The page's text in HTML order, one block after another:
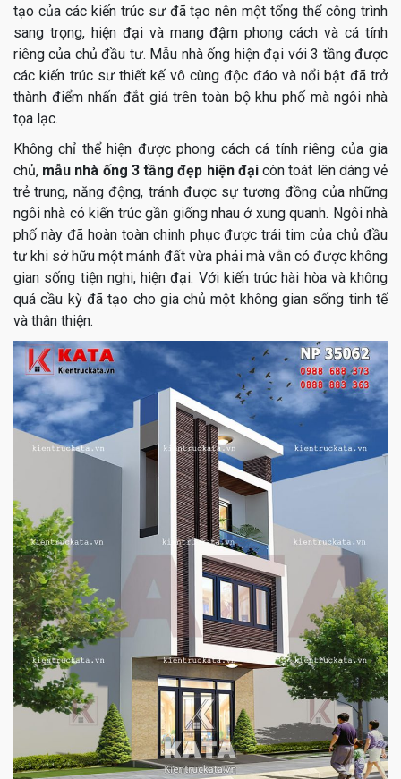
tạo của các kiến trúc sư đã tạo nên một tổng thể công trình
sang trọng, hiện đại và mang đậm phong cách và cá tính
riêng của chủ đầu tư. Mẫu nhà ống hiện đại với 3 tầng được
các kiến trúc sư thiết kế vô cùng độc đáo và nổi bật đã trở
thành điểm nhấn đắt giá trên toàn bộ khu phố mà ngôi nhà
tọa lạc.
Không chỉ thể hiện được phong cách cá tính riêng của gia
chủ, mẫu nhà ống 3 tầng đẹp hiện đạicòn toát lên dáng vẻ
trẻ trung, năng động, tránh được sự tương đồng của những
ngôi nhà có kiến trúc gần giống nhau ở xung quanh. Ngôi nhà
phố này đã hoàn toàn chinh phục được trái tim của chủ đầu
tư khi sở hữu một mảnh đất vừa phải mà vẫn có được không
gian sống tiện nghi, hiện đại. Với kiến trúc hài hòa và không
quá cầu kỳ đã tạo cho gia chủ một không gian sống tinh tế
và thân thiện.